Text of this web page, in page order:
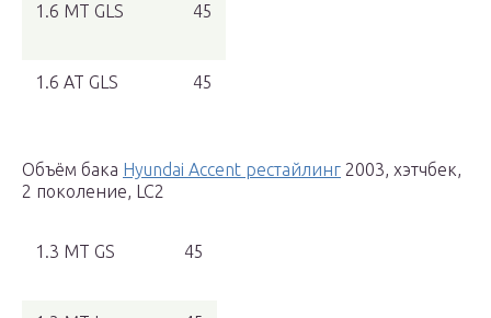
1.6 MT GLS 45
1.6 AT GLS 45
Объём бака Hyundai Accent рестайлинг 2003, хэтчбек,
2 поколение, LC2
1.3 MT GS 45